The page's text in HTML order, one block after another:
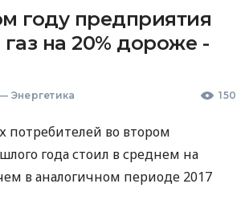
году предприятия
на 20% дороже -
Энергетика 150
потребителей во втором
года стоил в среднем на
в аналогичном периоде 2017